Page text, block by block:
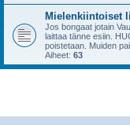
Mielenkiintoiset
Jos bongaat jotain
laittaa tänne esiin.
poistetaan. Muiden
Aiheet: 63